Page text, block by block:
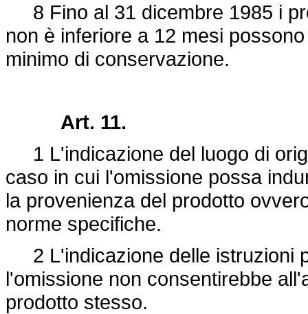
8 Fino al 31 dicembre 1985 i
non è inferiore a 12 mesi
minimo di conservazione.
Art. 11.
1 L'indicazione del luogo di
caso in cui l'omissione possa
la provenienza del prodotto
norme specifiche.
2 L'indicazione delle istruzioni
l'omissione non consentirebbe
prodotto stesso.